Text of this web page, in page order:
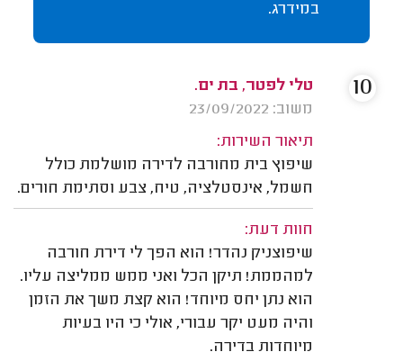
במידרג.
טלי לפטר, בת ים.
משוב: 23/09/2022
תיאור השירות:
שיפוץ בית מחורבה לדירה מושלמת כולל
חשמל, אינסטלציה, טיח, צבע וסתימת חורים.
חוות דעת:
שיפוצניק נהדר! הוא הפך לי דירת חורבה
למהממת! תיקן הכל ואני ממש ממליצה עליו.
הוא נתן יחס מיוחד! הוא קצת משך את הזמן
והיה מעט יקר עבורי, אולי כי היו בעיות
מיוחדות בדירה.
10